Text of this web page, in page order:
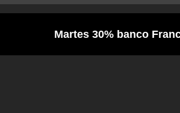
Martes 30% banco Frances /